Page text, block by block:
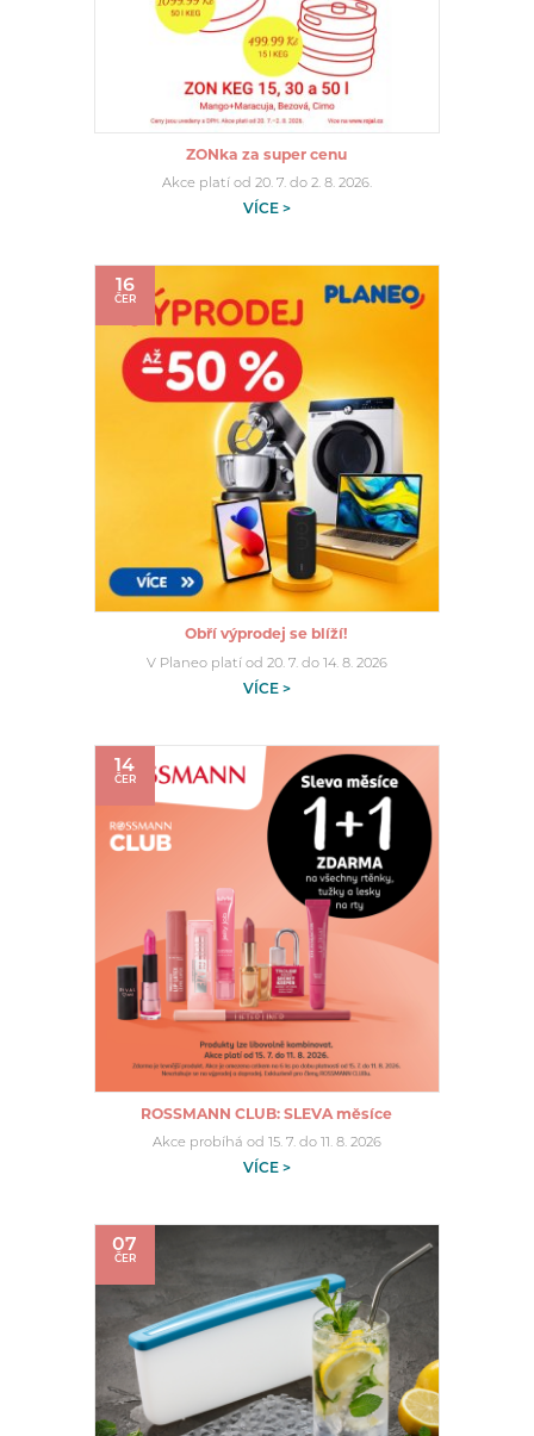
ZONka za super cenu
Akce platí od 20. 7. do 2. 8. 2026.
VÍCE >
16
ČER
Obří výprodej se blíží!
V Planeo platí od 20. 7. do 14. 8. 2026
VÍCE >
14
ČER
ROSSMANN CLUB: SLEVA měsíce
Akce probíhá od 15. 7. do 11. 8. 2026
VÍCE >
07
ČER